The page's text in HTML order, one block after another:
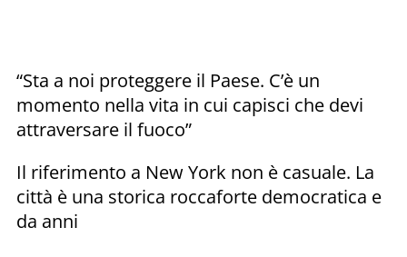
“Sta a noi proteggere il Paese. C’è un
momento nella vita in cui capisci che devi
attraversare il fuoco”
Il riferimento a New York non è casuale. La
città è una storica roccaforte democratica e
da anni